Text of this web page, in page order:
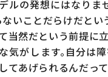
ルの発想にはなりま
ないことだらけだとい
当然だという前提に
気がします。自分は
てあげられるんだっ